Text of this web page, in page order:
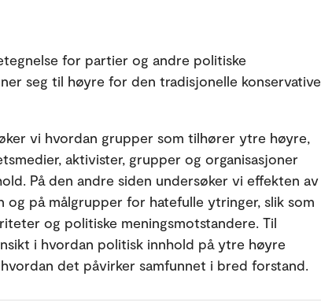
for partier og andre politiske
seg til høyre for den tradisjonelle konservative
vi hvordan grupper som tilhører ytre høyre,
aktivister, grupper og organisasjoner
På den andre siden undersøker vi effekten av
og på målgrupper for hatefulle ytringer, slik som
og politiske meningsmotstandere. Til
i hvordan politisk innhold på ytre høyre
det påvirker samfunnet i bred forstand.